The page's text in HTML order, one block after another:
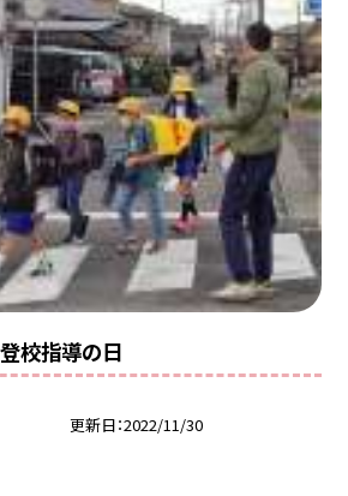
登校指導の日
更新日 2022/11/30